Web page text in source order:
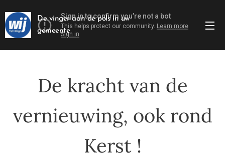
De vinger aan de pols in uw
gemeente
De kracht van de
vernieuwing, ook rond
Kerst !